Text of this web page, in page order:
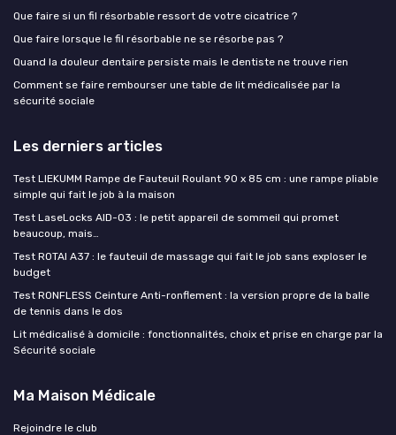
Que faire si un fil résorbable ressort de votre cicatrice ?
Que faire lorsque le fil résorbable ne se résorbe pas ?
Quand la douleur dentaire persiste mais le dentiste ne trouve rien
Comment se faire rembourser une table de lit médicalisée par la
sécurité sociale
Les derniers articles
Test LIEKUMM Rampe de Fauteuil Roulant 90 x 85 cm : une rampe pliable
simple qui fait le job à la maison
Test LaseLocks AID-03 : le petit appareil de sommeil qui promet
beaucoup, mais…
Test ROTAI A37 : le fauteuil de massage qui fait le job sans exploser le
budget
Test RONFLESS Ceinture Anti-ronflement : la version propre de la balle
de tennis dans le dos
Lit médicalisé à domicile : fonctionnalités, choix et prise en charge par la
Sécurité sociale
Ma Maison Médicale
Rejoindre le club